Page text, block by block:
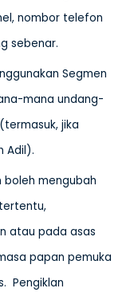
nombor telefon
sebenar.
Segmen
mana undang-
jika
Adil).
boleh mengubah
atau pada asas
papan pemuka
Pengiklan